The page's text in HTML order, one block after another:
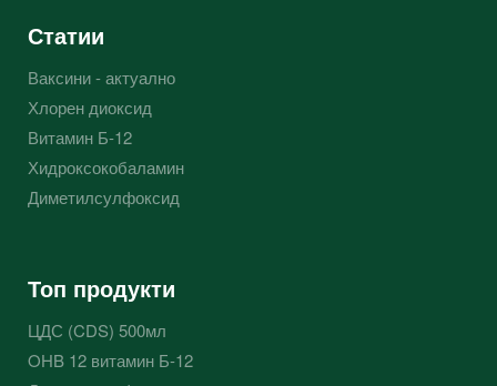
Статии
Ваксини - актуално
Хлорен диоксид
Витамин Б-12
Хидроксокобаламин
Диметилсулфоксид
Топ продукти
ЦДС (CDS) 500мл
OHB 12 витамин Б-12